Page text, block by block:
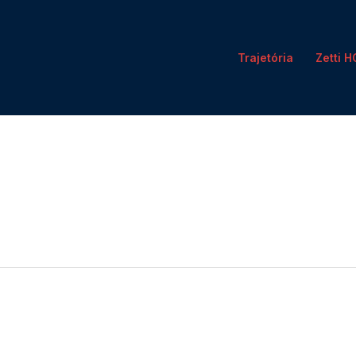
Trajetória Zetti